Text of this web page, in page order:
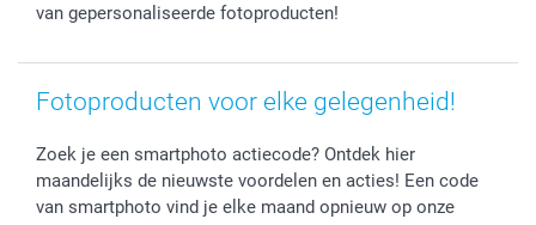
van gepersonaliseerde fotoproducten!
Fotoproducten voor elke gelegenheid!
Zoek je een smartphoto actiecode? Ontdek hier
maandelijks de nieuwste voordelen en acties! Een code
van smartphoto vind je elke maand opnieuw op onze